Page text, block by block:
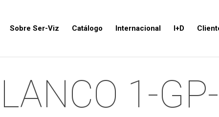
Sobre Ser-Viz Catálogo Internacional I+D
1-